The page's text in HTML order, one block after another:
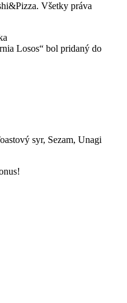
Všetky práva
Losos“ bol pridaný do
syr, Sezam, Unagi